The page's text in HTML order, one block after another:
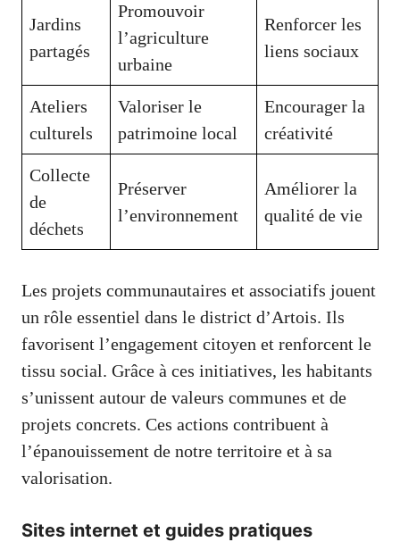
Jardins
partagés
Promouvoir
l’agriculture
urbaine
Renforcer les
liens sociaux
Ateliers
culturels
Valoriser le
patrimoine local
Encourager la
créativité
Collecte
de
déchets
Préserver
l’environnement
Améliorer la
qualité de vie
Les projets communautaires et associatifs jouent
un rôle essentiel dans le district d’Artois. Ils
favorisent l’engagement citoyen et renforcent le
tissu social. Grâce à ces initiatives, les habitants
s’unissent autour de valeurs communes et de
projets concrets. Ces actions contribuent à
l’épanouissement de notre territoire et à sa
valorisation.
Sites internet et guides pratiques